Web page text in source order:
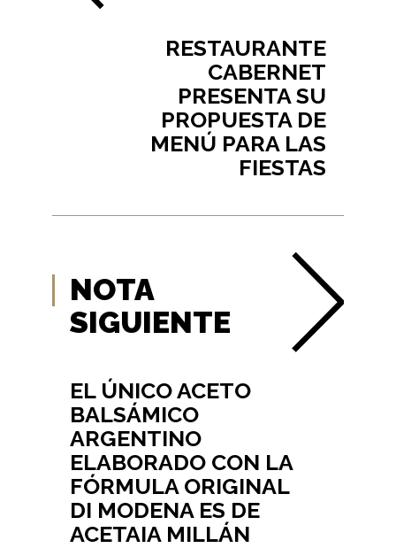
RESTAURANTE
CABERNET
PRESENTA SU
PROPUESTA DE
MENÚ PARA LAS
FIESTAS
NOTA
SIGUIENTE
EL ÚNICO ACETO
BALSÁMICO
ARGENTINO
ELABORADO CON LA
FÓRMULA ORIGINAL
DI MODENA ES DE
ACETAIA MILLÁN